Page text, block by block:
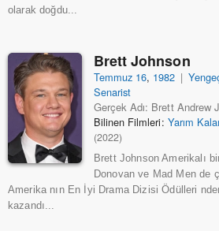
olarak doğdu...
Brett Johnson
Temmuz 16, 1982 |
Senarist
Gerçek Adı: Brett Andrew
Bilinen Filmleri: Yarım
(2022)
Brett Johnson Amerikalı
Donovan ve Mad Men de
Amerika nın En İyi Drama Dizisi Ödülleri
kazandı...